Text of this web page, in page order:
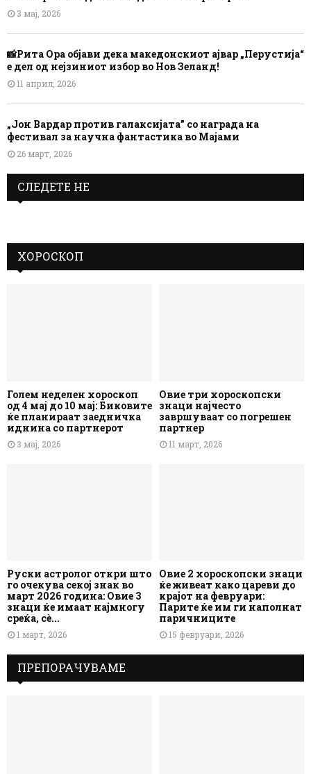
3 мај, 2026
📸Рита Ора објави дека македонскиот ајвар „Перустија“
е дел од нејзиниот избор во Нов Зеланд!
11 април, 2026
„Јон Вардар против галаксијата” со награда на
фестивал за научна фантастика во Мајами
26 март, 2026
СЛЕДЕТЕ НЕ
ХОРОСКОП
Голем неделен хороскоп
од 4 мај до 10 мај: Биковите
ќе планираат заедничка
иднина со партнерот
3 мај, 2026
Овие три хороскопски
знаци најчесто
завршуваат со погрешен
партнер
11 март, 2026
Руски астролог откри што
го очекува секој знак во
март 2026 година: Овие 3
знаци ќе имаат најмногу
среќа, сè...
1 март, 2026
Овие 2 хороскопски знаци
ќе живеат како цареви до
крајот на февруари:
Парите ќе им ги наполнат
паричниците
15 февруари, 2026
ПРЕПОРАЧУВАМЕ